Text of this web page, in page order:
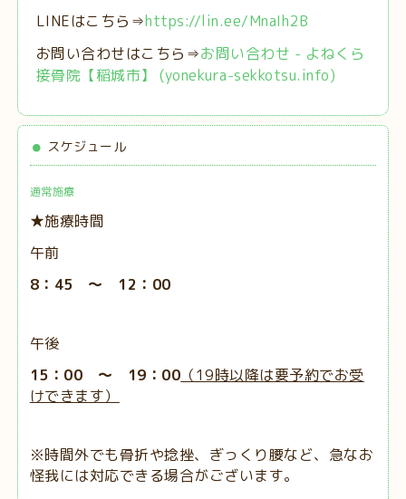
LINEはこちら⇒https://lin.ee/MnaIh2B
お問い合わせはこちら⇒お問い合わせ - よねくら
接骨院【稲城市】 (yonekura-sekkotsu.info)
スケジュール
通常施療
★施療時間
午前
8：45 ～ 12：00
午後
15：00 ～ 19：00 （19時以降は要予約でお受
けできます）
※時間外でも骨折や捻挫、ぎっくり腰など、急なお
怪我には対応できる場合がございます。